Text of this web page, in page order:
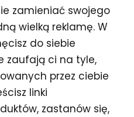
zamieniać swojego
wielką reklamę. W
do siebie
zaufają ci na tyle,
przez ciebie
linki
zastanów się,